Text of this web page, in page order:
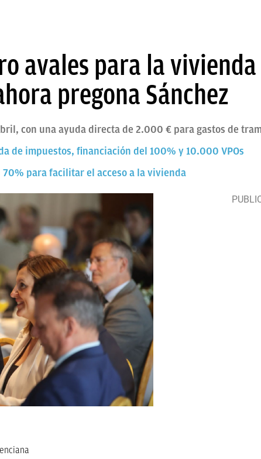
avales para la
pregona Sánchez
con una ayuda directa de 2.000 € para gastos de
de impuestos, financiación del 100% y 10.000 VPOs
para facilitar el acceso a la vivienda